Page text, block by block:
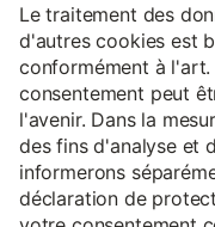
Le traitement des
d'autres cookies est
conformément à l'art.
consentement peut
l'avenir. Dans la
des fins d'analyse et
informerons
déclaration de